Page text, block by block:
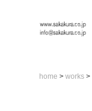
home > works >